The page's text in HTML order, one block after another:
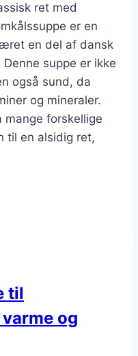
ret med
er en
en del af dansk
suppe er ikke
også sund, da
og mineraler.
mange forskellige
til en alsidig ret,
til
og